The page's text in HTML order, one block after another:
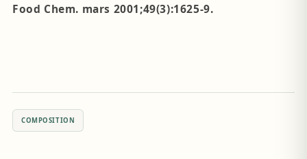
Food Chem. mars 2001;49(3):1625-9.
COMPOSITION